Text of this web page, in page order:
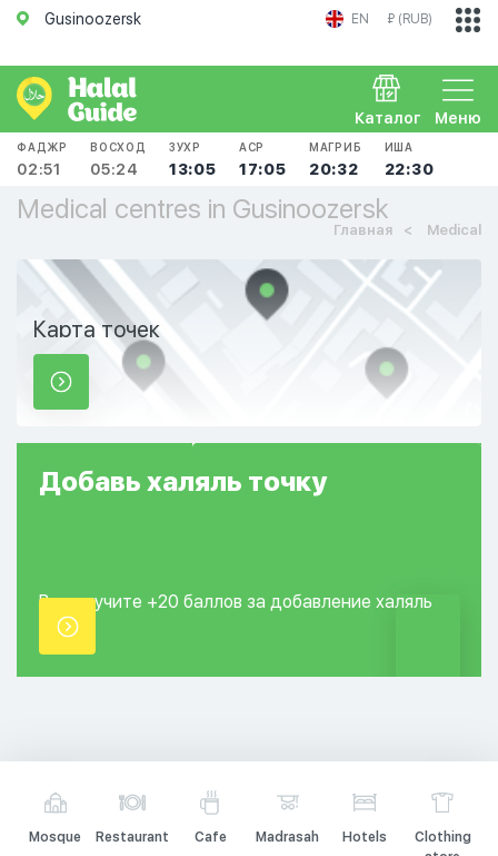
Gusinoozersk EN ₽ (RUB)
Меню
Каталог
ФАДЖР
02:51
ВОСХОД
05:24
ЗУХР
13:05
АСР
17:05
МАГРИБ
20:32
ИША
22:30
Medical centres in Gusinoozersk
Главная Medical
Карта точек
Добавь халяль точку
Вы получите +20 баллов за добавление халяль
точки.
Mosque Restaurant Cafe Madrasah Hotels
Clothing